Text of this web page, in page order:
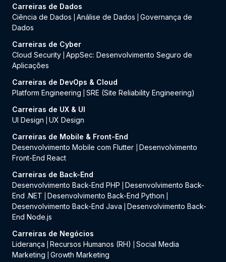
Carreiras de Dados
Ciência de Dados
Análise de Dados
Governança de
Dados
Carreiras de Cyber
Cloud Security AppSec: Desenvolvimento Seguro de
Aplicações
Carreiras de DevOps & Cloud
Platform Engineering
SRE (Site Reliability Engineering)
Carreiras de UX & UI
UI Design
UX Design
Carreiras de Mobile & Front-End
Desenvolvimento Mobile com Flutter
Desenvolvimento
Front-End React
Carreiras de Back-End
Desenvolvimento Back-End PHP
Desenvolvimento Back-
End .NET
Desenvolvimento Back-End Python
Desenvolvimento Back-End Java
Desenvolvimento Back-
End Node.js
Carreiras de Negócios
Liderança
Recursos Humanos (RH)
Social Media
Marketing
Growth Marketing